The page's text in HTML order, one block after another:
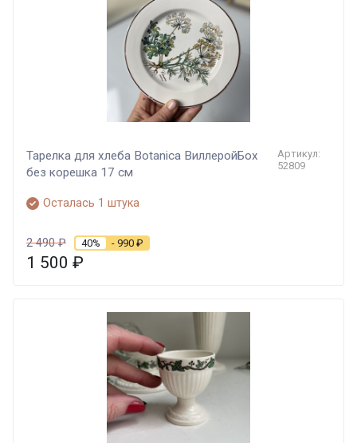
Тарелка для хлеба Botanica ВиллеройБох
без корешка 17 см
Артикул:
52809
Осталась 1 штука
2 490₽ 40% - 990 ₽
1 500 ₽